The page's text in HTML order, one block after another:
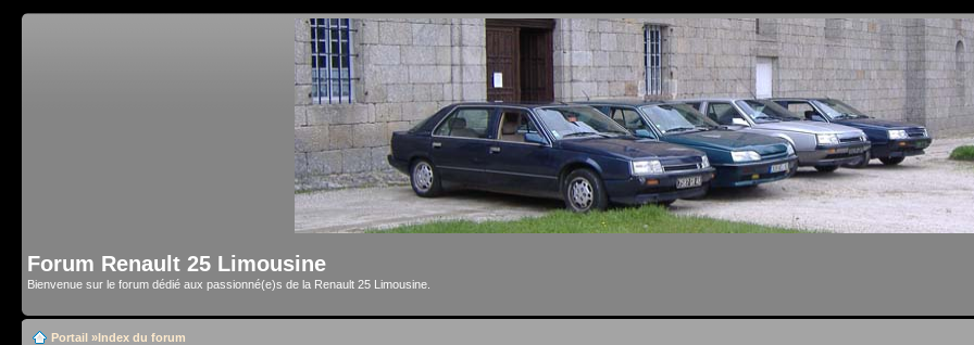
Forum Renault 25 Limousine
Bienvenue sur le forum dédié aux passionné(e)s de la Renault 25 Limousine.
Portail »Index du forum